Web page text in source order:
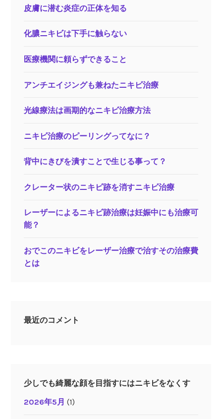
皮膚に潜む炎症の正体を知る
化膿ニキビは下手に触らない
医療機関に頼らずできること
アンチエイジングも兼ねたニキビ治療
光線療法は画期的なニキビ治療方法
ニキビ治療のピーリングってなに？
背中にきびを潰すことで生じる事って？
クレーター状のニキビ跡を消すニキビ治療
レーザーによるニキビ跡治療は妊娠中にも治療可
能？
おでこのニキビをレーザー治療で治すその治療費
とは
最近のコメント
少しでも綺麗な顔を目指すにはニキビをなくす
2026年5月 (1)